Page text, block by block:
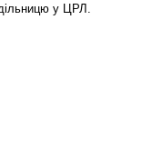
у ЦРЛ.